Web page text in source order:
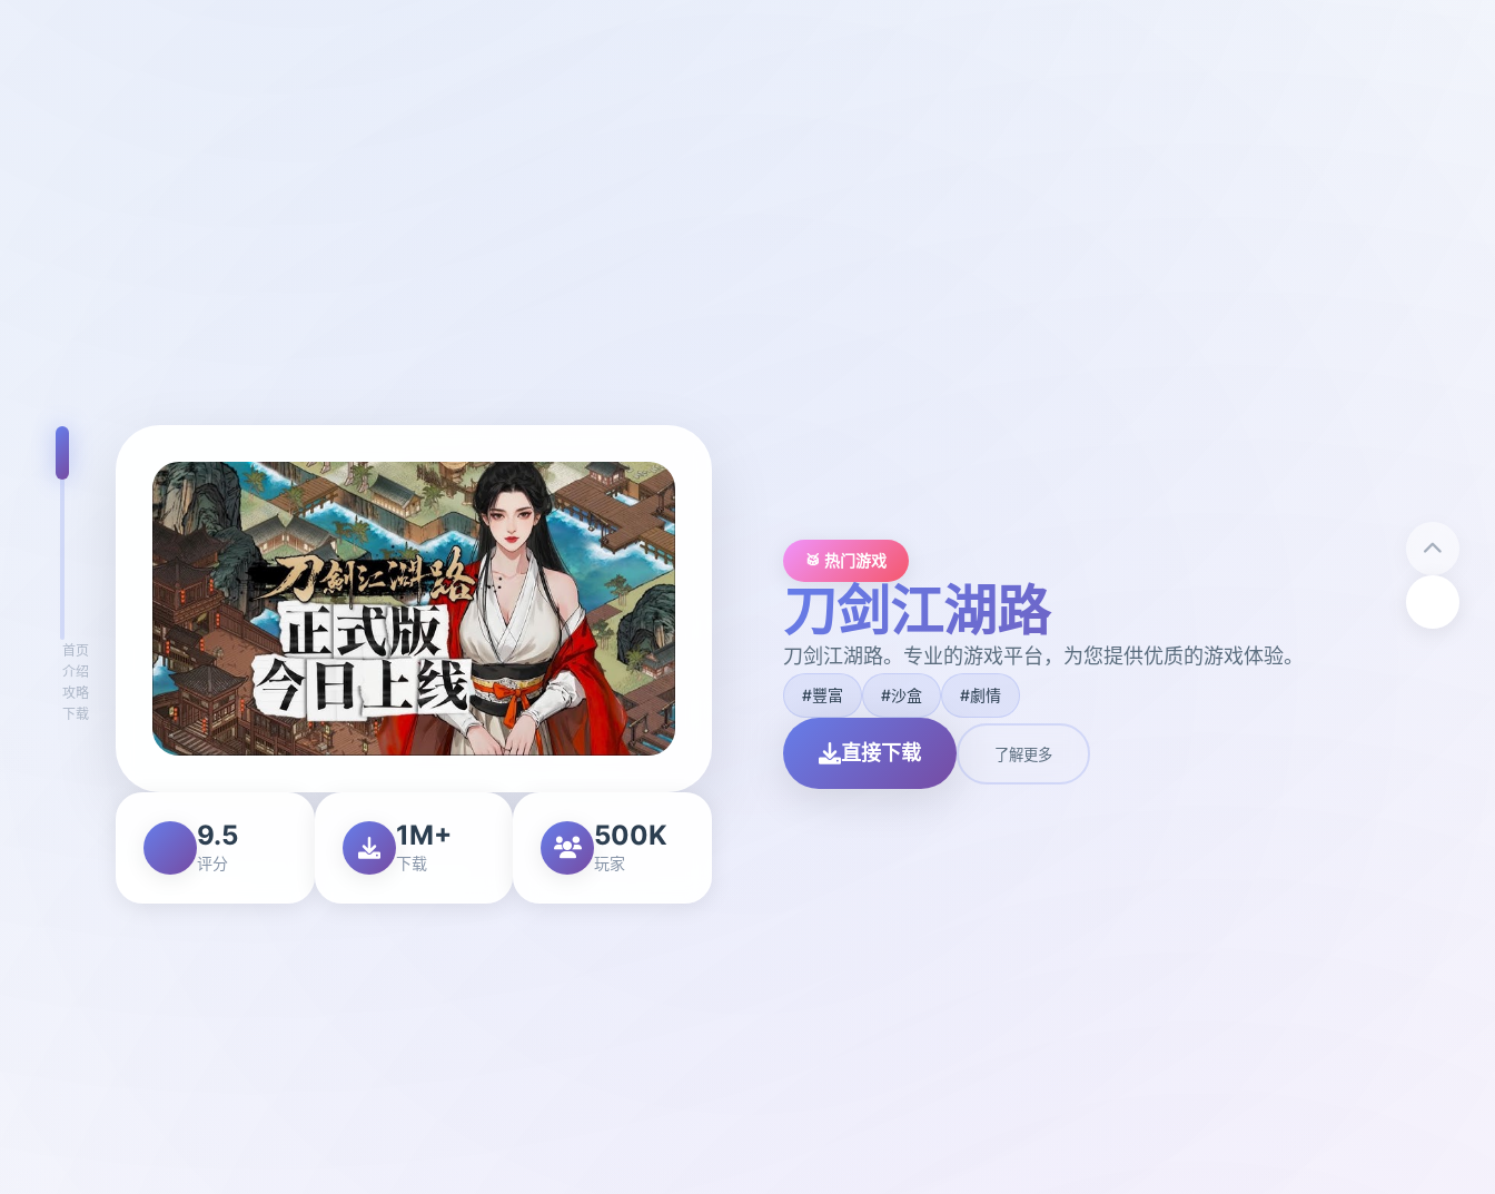
首页
介绍
攻略
下载
9.5
评分
1M+
下载
500K
玩家
🥁 热门游戏
刀剑江湖路
刀剑江湖路。专业的游戏平台，为您提供优质的游戏体验。
#豐富 #沙盒 #劇情
直接下载 了解更多